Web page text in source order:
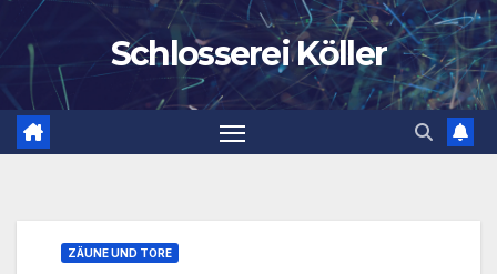
Zum
Inhalt
springen
Schlosserei Köller
ZÄUNE UND TORE